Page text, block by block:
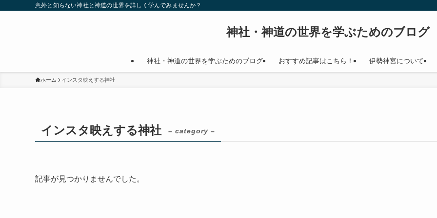
意外と知らない神社と神道の世界を詳しく学んでみませんか？
神社・神道の世界を学ぶためのブログ
神社・神道の世界を学ぶためのブログ おすすめ記事はこちら！ 伊勢神宮について
ホーム インスタ映えする神社
インスタ映えする神社 – category –
記事が見つかりませんでした。